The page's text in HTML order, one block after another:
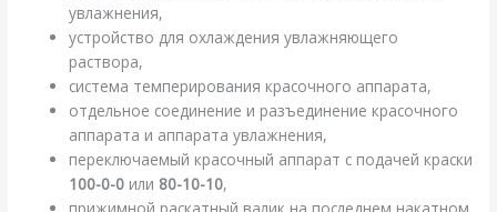
увлажнения,
устройство для охлаждения увлажняющего
раствора,
система темперирования красочного аппарата,
отдельное соединение и разъединение красочного
аппарата и аппарата увлажнения,
переключаемый красочный аппарат с подачей краски
100-0-0 или 80-10-10,